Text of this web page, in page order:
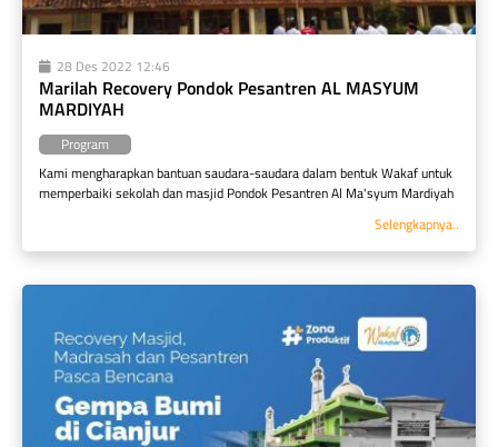
28 Des 2022 12:46
Marilah Recovery Pondok Pesantren AL MASYUM
MARDIYAH
Program
Kami mengharapkan bantuan saudara-saudara dalam bentuk Wakaf untuk
memperbaiki sekolah dan masjid Pondok Pesantren Al Ma'syum Mardiyah
Selengkapnya..